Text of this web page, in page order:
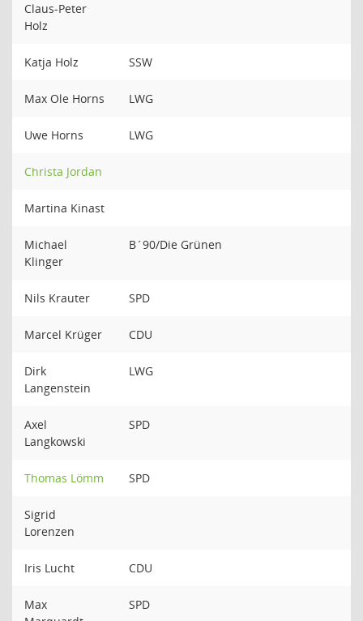
Claus-Peter
Holz
Katja Holz SSW
Max Ole Horns LWG
Uwe Horns LWG
Christa Jordan
Martina Kinast
Michael
Klinger
B´90/Die Grünen
Nils Krauter SPD
Marcel Krüger CDU
Dirk
Langenstein
LWG
Axel
Langkowski
SPD
Thomas Lömm SPD
Sigrid
Lorenzen
Iris Lucht CDU
Max
SPD